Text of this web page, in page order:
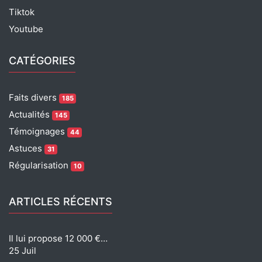
Tiktok
Youtube
CATÉGORIES
Faits divers 185
Actualités 145
Témoignages 44
Astuces 31
Régularisation 10
ARTICLES RÉCENTS
Il lui propose 12 000 €…
25 Juil